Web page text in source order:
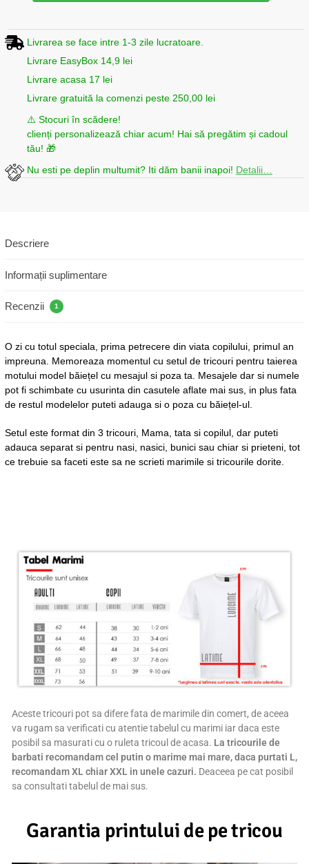
Livrarea se face intre 1-3 zile lucratoare.
Livrare EasyBox 14,9 lei
Livrare acasa 17 lei
Livrare gratuită la comenzi peste 250,00 lei
⚠️ Stocuri în scădere!
clienți personalizează chiar acum! Hai să pregătim și cadoul
tău! 🎁
Nu esti pe deplin multumit? Iti dăm banii inapoi! Detalii…
Descriere
Informații suplimentare
Recenzii 1
O zi cu totul speciala, prima petrecere din viata copilului, primul an
impreuna. Memoreaza momentul cu setul de tricouri pentru taierea
motului model băiețel cu mesajul si poza ta. Mesajele dar si numele
pot fi schimbate cu usurinta din casutele aflate mai sus, in plus fata
de restul modelelor puteti adauga si o poza cu băiețel-ul.
Setul este format din 3 tricouri, Mama, tata si copilul, dar puteti
adauca separat si pentru nasi, nasici, bunici sau chiar si prieteni, tot
ce trebuie sa faceti este sa ne scrieti marimile si tricourile dorite.
Aceste tricouri pot sa difere fata de marimile din comert, de aceea
va rugam sa verificati cu atentie tabelul cu marimi iar daca este
posibil sa masurati cu o ruleta tricoul de acasa. La tricourile de
barbati recomandam cel putin o marime mai mare, daca purtati L,
recomandam XL chiar XXL in unele cazuri. Deaceea pe cat posibil
sa consultati tabelul de mai sus.
Garantia printului de pe tricou